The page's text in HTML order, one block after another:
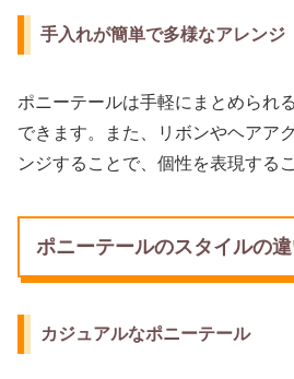
手入れが簡単で多様なアレンジ
ポニーテールは手軽にまとめられ
できます。また、リボンやヘアア
ンジすることで、個性を表現する
ポニーテールのスタイルの
カジュアルなポニーテール